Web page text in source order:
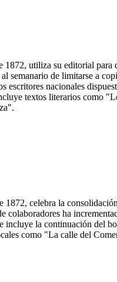
utiliza su editorial para
semanario de limitarse a
escritores nacionales
textos literarios como
celebra la
colaboradores ha
la continuación del
como "La calle del